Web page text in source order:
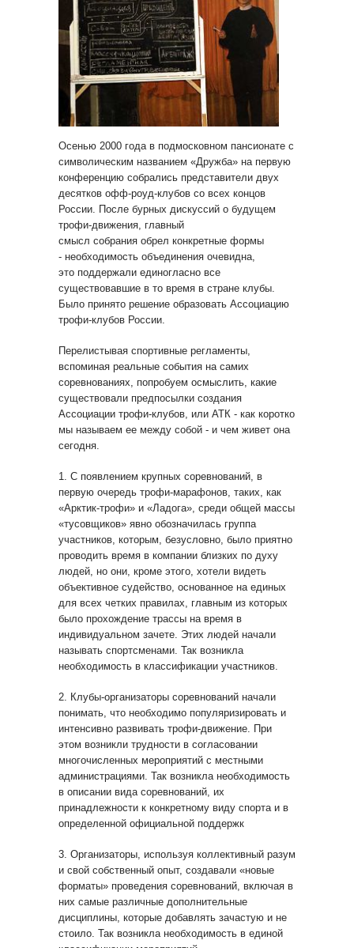
Осенью 2000 года в подмосковном пансионате с
символическим названием «Дружба» на первую
конференцию собрались представители двух
десятков офф-роуд-клубов со всех концов
России. После бурных дискуссий о будущем
трофи-движения, главный
смысл собрания обрел конкретные формы
- необходимость объединения очевидна,
это поддержали единогласно все
существовавшие в то время в стране клубы.
Было принято решение образовать Ассоциацию
трофи-клубов России.
Перелистывая спортивные регламенты,
вспоминая реальные события на самих
соревнованиях, попробуем осмыслить, какие
существовали предпосылки создания
Ассоциации трофи-клубов, или АТК - как коротко
мы называем ее между собой - и чем живет она
сегодня.
1. С появлением крупных соревнований, в
первую очередь трофи-марафонов, таких, как
«Арктик-трофи» и «Ладога», среди общей массы
«тусовщиков» явно обозначилась группа
участников, которым, безусловно, было приятно
проводить время в компании близких по духу
людей, но они, кроме этого, хотели видеть
объективное судейство, основанное на единых
для всех четких правилах, главным из которых
было прохождение трассы на время в
индивидуальном зачете. Этих людей начали
называть спортсменами. Так возникла
необходимость в классификации участников.
2. Клубы-организаторы соревнований начали
понимать, что необходимо популяризировать и
интенсивно развивать трофи-движение. При
этом возникли трудности в согласовании
многочисленных мероприятий с местными
администрациями. Так возникла необходимость
в описании вида соревнований, их
принадлежности к конкретному виду спорта и в
определенной официальной поддержк
3. Организаторы, используя коллективный разум
и свой собственный опыт, создавали «новые
форматы» проведения соревнований, включая в
них самые различные дополнительные
дисциплины, которые добавлять зачастую и не
стоило. Так возникла необходимость в единой